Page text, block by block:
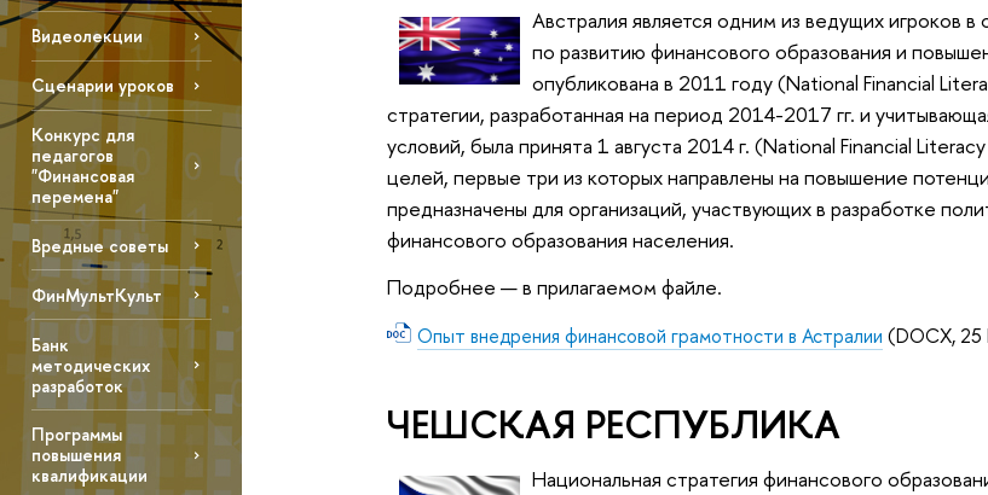
Видеолекции
Сценарии уроков
Конкурс для
педагогов
"Финансовая
перемена"
Вредные советы
ФинМультКульт
Банк
методических
разработок
Программы
повышения
квалификации
Австралия является одним из ведущих игроков
по развитию финансового образования и
опубликована в 2011 году (National Financial
стратегии, разработанная на период 2014-2017 гг. и
условий, была принята 1 августа 2014 г. (National Financial
целей, первые три из которых направлены на повышение
предназначены для организаций, участвующих в разработке
финансового образования населения.
Подробнее — в прилагаемом файле.
Опыт внедрения финансовой грамотности в Астралии (DOCX,
ЧЕШСКАЯ РЕСПУБЛИКА
Национальная стратегия финансового